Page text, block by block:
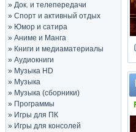
» Док. и телепередачи
» Спорт и активный отдых
» Юмор и сатира
» Аниме и Манга
» Книги и медиаматериалы
» Аудиокниги
» Музыка HD
» Музыка
» Музыка (сборники)
» Программы
» Игры для ПК
» Игры для консолей